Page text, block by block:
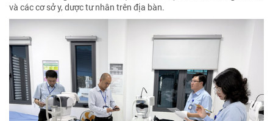
và các cơ sở y, dược tư nhân trên địa bàn.